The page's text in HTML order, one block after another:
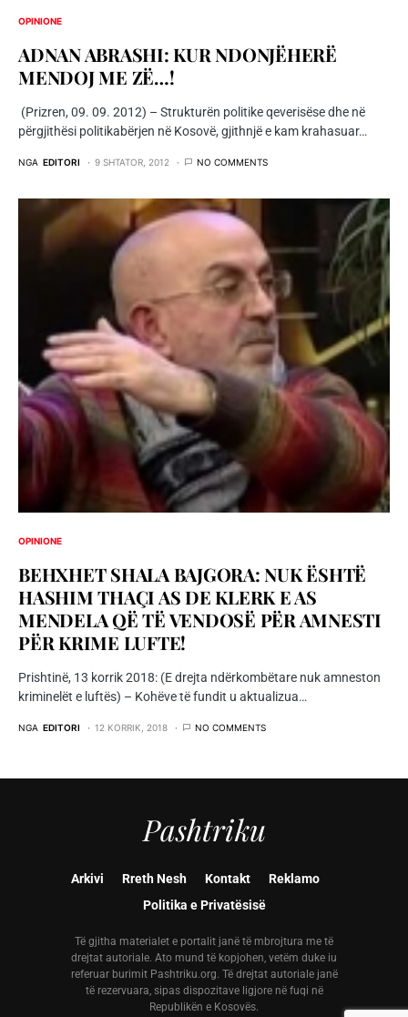
OPINIONE
ADNAN ABRASHI: KUR NDONJËHERË
MENDOJ ME ZË…!
(Prizren, 09. 09. 2012) – Strukturën politike qeverisëse dhe në
përgjithësi politikabërjen në Kosovë, gjithnjë e kam krahasuar…
NGA EDITORI 9 SHTATOR, 2012 NO COMMENTS
OPINIONE
BEHXHET SHALA BAJGORA: NUK ËSHTË
HASHIM THAÇI AS DE KLERK E AS
MENDELA QË TË VENDOSË PËR AMNESTI
PËR KRIME LUFTE!
Prishtinë, 13 korrik 2018: (E drejta ndërkombëtare nuk amneston
kriminelët e luftës) – Kohëve të fundit u aktualizua…
NGA EDITORI 12 KORRIK, 2018 NO COMMENTS
Pashtriku
Arkivi Rreth Nesh Kontakt
Reklamo
Politika e Privatësisë
Të gjitha materialet e portalit janë të mbrojtura me të
drejtat autoriale. Ato mund të kopjohen, vetëm duke iu
referuar burimit Pashtriku.org. Të drejtat autoriale janë
të rezervuara, sipas dispozitave ligjore në fuqi në
Republikën e Kosovës.